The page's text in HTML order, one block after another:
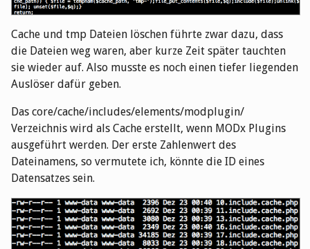
Cache und tmp Dateien löschen führte zwar dazu, dass
die Dateien weg waren, aber kurze Zeit später tauchten
sie wieder auf. Also musste es noch einen tiefer liegenden
Auslöser dafür geben.
Das core/cache/includes/elements/modplugin/
Verzeichnis wird als Cache erstellt, wenn MODx Plugins
ausgeführt werden. Der erste Zahlenwert des
Dateinamens, so vermutete ich, könnte die ID eines
Datensatzes sein.